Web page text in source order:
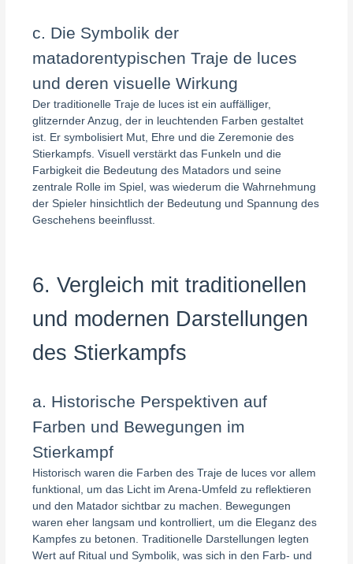
c. Die Symbolik der
matadorentypischen Traje de luces
und deren visuelle Wirkung
Der traditionelle Traje de luces ist ein auffälliger,
glitzernder Anzug, der in leuchtenden Farben gestaltet
ist. Er symbolisiert Mut, Ehre und die Zeremonie des
Stierkampfs. Visuell verstärkt das Funkeln und die
Farbigkeit die Bedeutung des Matadors und seine
zentrale Rolle im Spiel, was wiederum die Wahrnehmung
der Spieler hinsichtlich der Bedeutung und Spannung des
Geschehens beeinflusst.
6. Vergleich mit traditionellen
und modernen Darstellungen
des Stierkampfs
a. Historische Perspektiven auf
Farben und Bewegungen im
Stierkampf
Historisch waren die Farben des Traje de luces vor allem
funktional, um das Licht im Arena-Umfeld zu reflektieren
und den Matador sichtbar zu machen. Bewegungen
waren eher langsam und kontrolliert, um die Eleganz des
Kampfes zu betonen. Traditionelle Darstellungen legten
Wert auf Ritual und Symbolik, was sich in den Farb- und